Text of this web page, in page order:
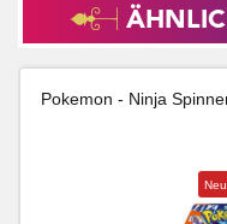
Pokemon - Ninja